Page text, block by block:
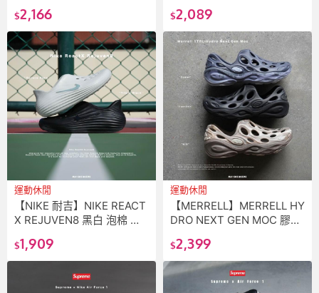
$2,166 $2,089
運動休閒
【NIKE 耐吉】NIKE REACT
X REJUVEN8 黑白 泡棉 防
HV5060-001
$1,909
運動休閒
【MERRELL】MERRELL HY
DRO NEXT GEN MOC 膠鞋
鞋 J006031
$2,399